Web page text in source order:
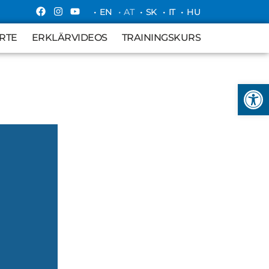
• EN • AT • SK • IT • HU
ERKLÄRVIDEOS TRAININGSKURS
ERKLÄRVIDEOS TRAININGSKURS